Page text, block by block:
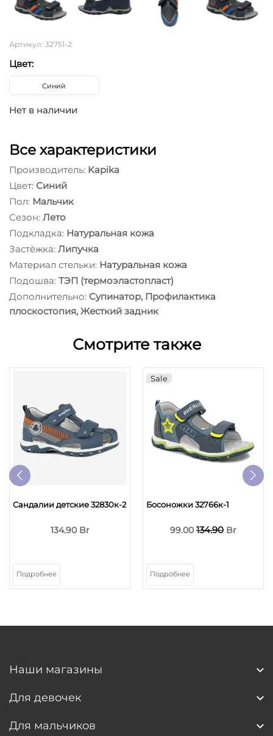
Артикул: 32751-2
Цвет:
Синий
Нет в наличии
Все характеристики
Производитель: Kapika
Цвет: Синий
Пол: Мальчик
Сезон: Лето
Подкладка: Натуральная кожа
Застёжка: Липучка
Материал стельки: Натуральная кожа
Подошва: ТЭП (термоэластопласт)
Дополнительно: Супинатор, Профилактика
плоскостопия, Жесткий задник
Смотрите также
Сандалии детские 32830к-2
134.90 Br
Подробнее
Sale
Босоножки 32766к-1
99.00 134.90 Br
Подробнее
Наши магазины
Для девочек
Для мальчиков